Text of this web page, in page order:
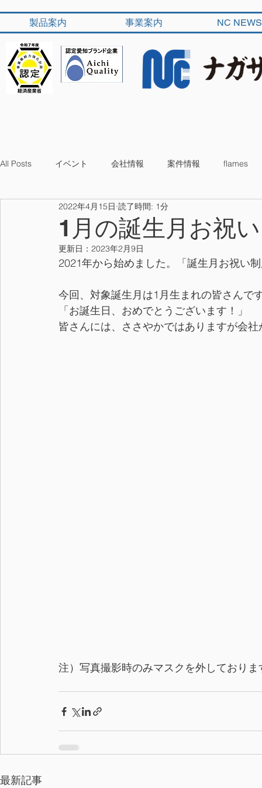
製品案内 事業案内 NC NEWS
All Posts イベント 会社情報 案件情報 flames
1月の誕生月お祝い
2022年4月15日 読了時間: 1分
更新日： 2023年2月9日
2021年から始めました。「誕生月お祝い
今回、対象誕生月は1月生まれの皆さんで
「お誕生日、おめでとうございます！」
皆さんには、ささやかではありますが会
注）写真撮影時のみマスクを外しておりま
最新記事